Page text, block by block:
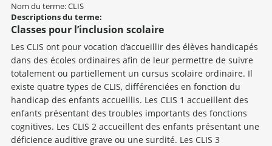
Nom du terme: CLIS
Descriptions du terme:
Classes pour l’inclusion scolaire
Les CLIS ont pour vocation d’accueillir des élèves handicapés
dans des écoles ordinaires afin de leur permettre de suivre
totalement ou partiellement un cursus scolaire ordinaire. Il
existe quatre types de CLIS, différenciées en fonction du
handicap des enfants accueillis. Les CLIS 1 accueillent des
enfants présentant des troubles importants des fonctions
cognitives. Les CLIS 2 accueillent des enfants présentant une
déficience auditive grave ou une surdité. Les CLIS 3